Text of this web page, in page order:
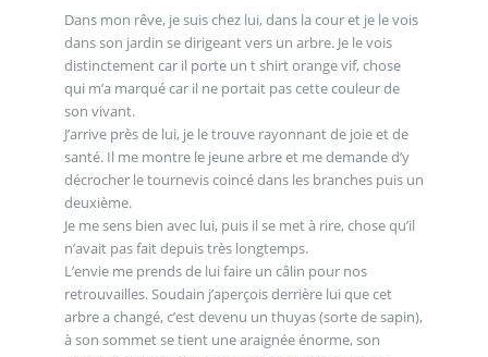
Dans mon rêve, je suis chez lui, dans la cour et je le vois
dans son jardin se dirigeant vers un arbre. Je le vois
distinctement car il porte un t shirt orange vif, chose
qui m’a marqué car il ne portait pas cette couleur de
son vivant.
J’arrive près de lui, je le trouve rayonnant de joie et de
santé. Il me montre le jeune arbre et me demande d’y
décrocher le tournevis coincé dans les branches puis un
deuxième.
Je me sens bien avec lui, puis il se met à rire, chose qu’il
n’avait pas fait depuis très longtemps.
L’envie me prends de lui faire un câlin pour nos
retrouvailles. Soudain j’aperçois derrière lui que cet
arbre a changé, c’est devenu un thuyas (sorte de sapin),
à son sommet se tient une araignée énorme, son